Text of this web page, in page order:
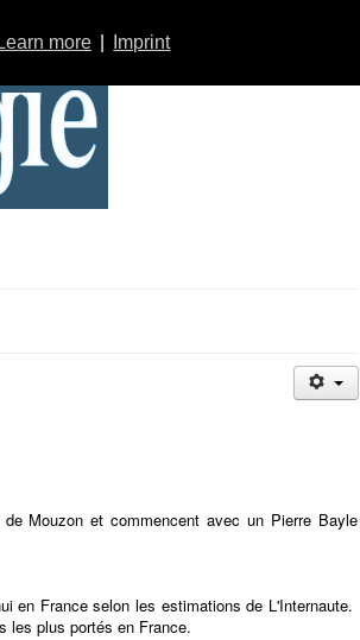
Learn more Imprint
Mouzon et commencent avec un Pierre Bayle
en France selon les estimations de L'Internaute.
les plus portés en France.